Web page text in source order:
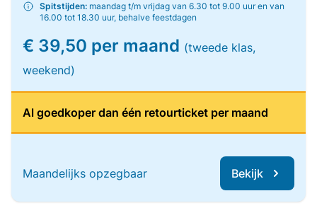
Spitstijden: maandag t/m vrijdag van 6.30 tot 9.00 uur en van
16.00 tot 18.30 uur, behalve feestdagen
€ 39,50 per maand (tweede klas,
weekend)
Al goedkoper dan één retourticket per maand
Maandelijks opzegbaar Bekijk